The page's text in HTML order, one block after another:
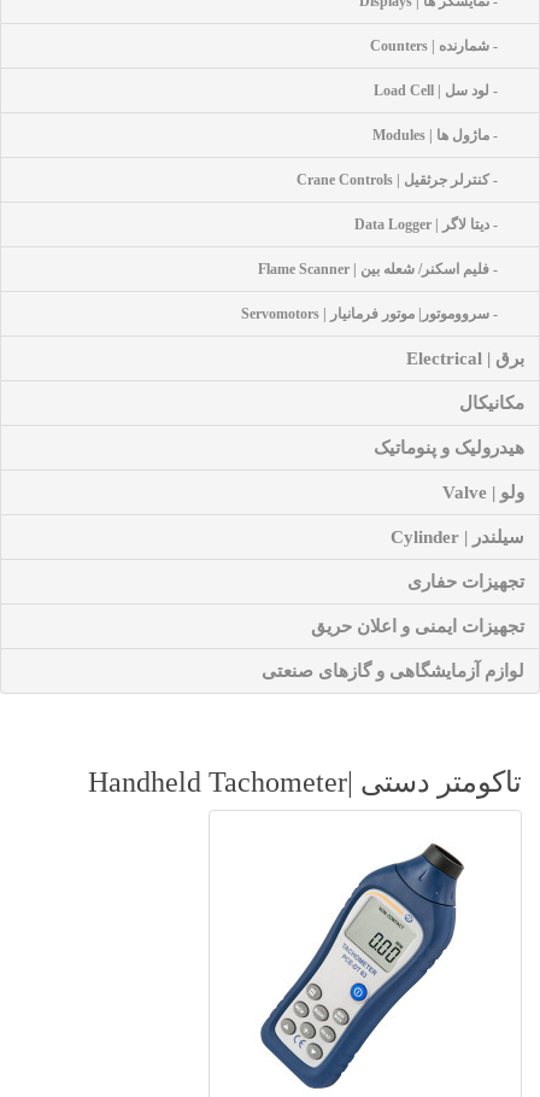
- شمارنده | Counters
- لود سل | Load Cell
- ماژول ها | Modules
- کنترلر جرثقیل | Crane Controls
- دیتا لاگر | Data Logger
- فلیم اسکنر/ شعله بین | Flame Scanner
- سرووموتور| موتور فرمانیار | Servomotors
برق | Electrical
مکانیکال
هیدرولیک و پنوماتیک
ولو | Valve
سیلندر | Cylinder
تجهیزات حفاری
تجهیزات ایمنی و اعلان حریق
لوازم آزمایشگاهی و گازهای صنعتی
تاکومتر دستی |Handheld Tachometer